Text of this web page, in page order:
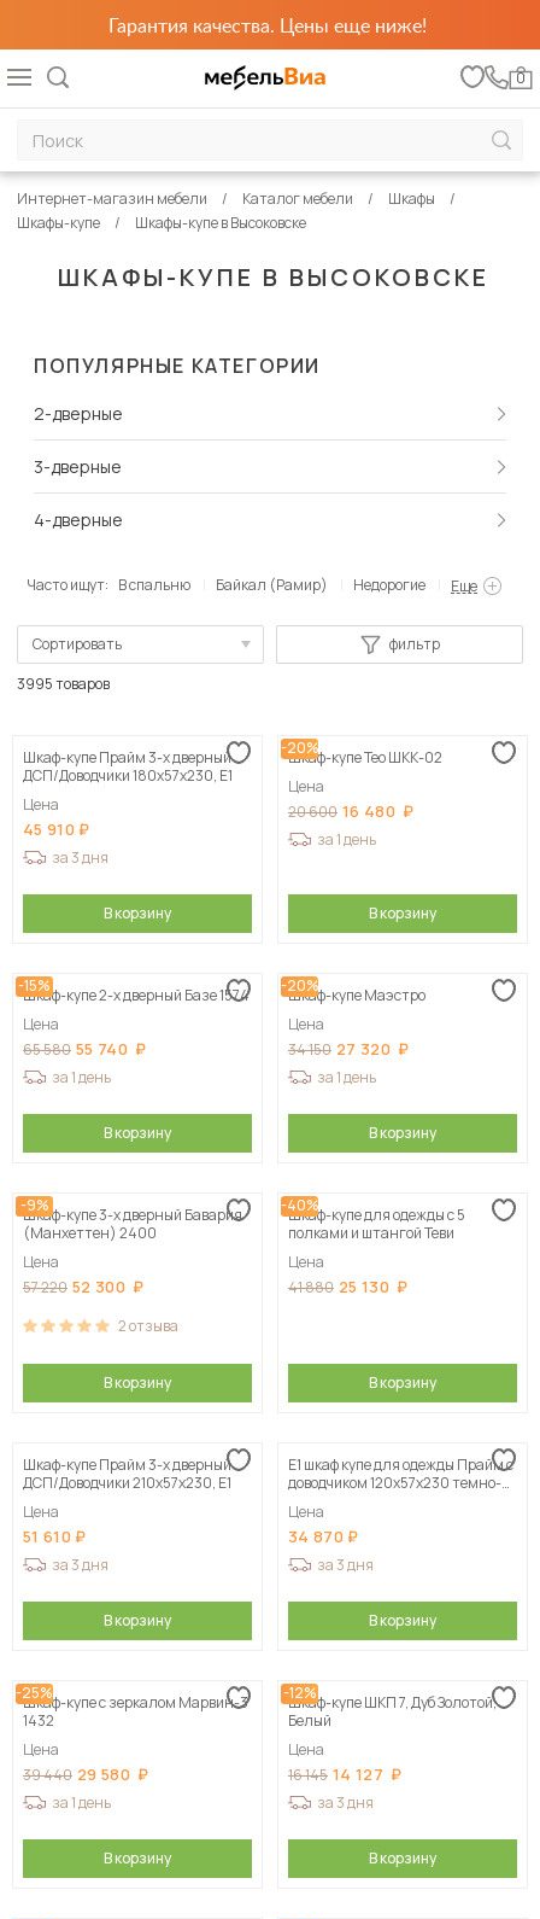
Гарантия качества. Цены еще ниже!
0
ШКАФЫ-КУПЕ В ВЫСОКОВСКЕ
Интернет-магазин мебели Каталог мебели
Шкафы
Шкафы-купе
Шкафы-купе в Высоковске
ПОПУЛЯРНЫЕ КАТЕГОРИИ
2-дверные
3-дверные
4-дверные
Часто ищут: В спальню Байкал (Рамир) Недорогие Еще
Сортировать
По популярности
Сначала дорогие
фильтр
3995 товаров
Шкаф-купе Прайм 3-х дверный
ДСП/Доводчики 180х57х230, Е1
Цена
45 910
за 3 дня
В корзину
-20%
Шкаф-купе Тео ШКК-02
Цена
20 600 16 480
за 1 день
В корзину
-15%
Шкаф-купе 2-х дверный Базе 1574
Цена
65 580 55 740
за 1 день
В корзину
-20%
Шкаф-купе Маэстро
Цена
34 150 27 320
за 1 день
В корзину
-9%
Шкаф-купе 3-х дверный Бавария
(Манхеттен) 2400
Цена
57 220 52 300
2отзыва
В корзину
-40%
Шкаф-купе для одежды с 5
полками и штангой Теви
Цена
41 880 25 130
В корзину
Шкаф-купе Прайм 3-х дверный
ДСП/Доводчики 210х57х230, Е1
Цена
51 610
за 3 дня
В корзину
Е1 шкаф купе для одежды Прайм с
доводчиком 120x57x230 темно-
Цена
34 870
за 3 дня
В корзину
-25%
Шкаф-купе с зеркалом Марвин-3
1432
Цена
39 440 29 580
за 1 день
В корзину
-12%
Шкаф-купе ШКП 7, Дуб Золотой,
Белый
Цена
16 145 14 127
за 3 дня
В корзину